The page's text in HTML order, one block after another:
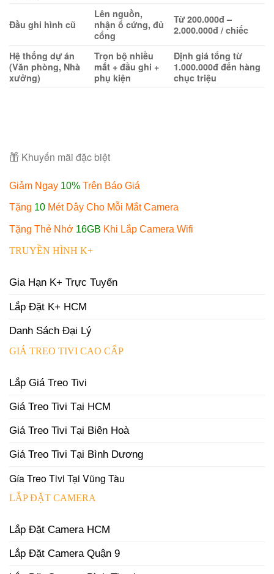
Đầu ghi hình cũ
Lên nguồn,
nhận ổ cứng, đủ
cổng
Từ 200.000đ –
2.000.000đ / chiếc
Hệ thống dự án
(Văn phòng, Nhà
xưởng)
Trọn bộ nhiều
mắt + đầu ghi +
phụ kiện
Định giá tổng từ
1.000.000đ đến hàng
chục triệu
Khuyến mãi đặc biệt
Giảm Ngay 10% Trên Báo Giá
Tặng 10 Mét Dây Cho Mỗi Mắt Camera
Tặng Thẻ Nhớ 16GB Khi Lắp Camera Wifi
TRUYỀN HÌNH K+
Gia Hạn K+ Trực Tuyến
Lắp Đặt K+ HCM
Danh Sách Đại Lý
GIÁ TREO TIVI CAO CẤP
Lắp Giá Treo Tivi
Giá Treo Tivi Tại HCM
Giá Treo Tivi Tại Biên Hoà
Giá Treo Tivi Tại Bình Dương
Gía Treo Tivi Tại Vũng Tàu
LẮP ĐẶT CAMERA
Lắp Đặt Camera HCM
Lắp Đặt Camera Quận 9